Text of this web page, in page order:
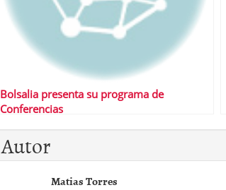
Bolsalia presenta su programa de
Conferencias
Autor
Matias Torres